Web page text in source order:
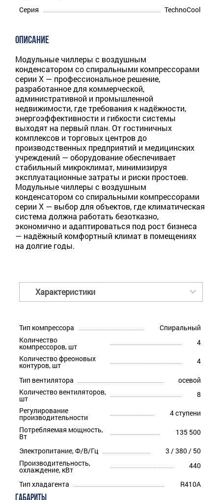
Серия
TechnoCool
ОПИСАНИЕ
Модульные чиллеры с воздушным
конденсатором со спиральными компрессорами
серии Х — профессиональное решение,
разработанное для коммерческой,
административной и промышленной
недвижимости, где требования к надёжности,
энергоэффективности и гибкости системы
выходят на первый план. От гостиничных
комплексов и торговых центров до
производственных предприятий и медицинских
учреждений — оборудование обеспечивает
стабильный микроклимат, минимизируя
эксплуатационные затраты и риски простоев.
Модульные чиллеры с воздушным
конденсатором со спиральными компрессорами
серии Х — выбор для объектов, где климатическая
система должна работать безотказно,
экономично и адаптироваться под рост бизнеса
— надёжный комфортный климат в помещениях
на долгие годы.
Характеристики
Тип компрессора
Спиральный
Количество
компрессоров, шт
4
Количество фреоновых
контуров, шт 4
Тип вентилятора
осевой
Количество вентиляторов,
шт
8
Регулирование
производительности
4 ступени
Потребляемая мощность,
Вт 135 500
Электропитание, Ф/В/Гц
3 / 380 / 50
Производительность,
охлаждение, кВт 440
Тип хладагента
R410A